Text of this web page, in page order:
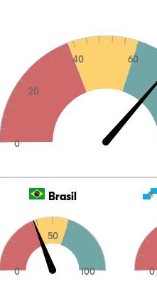
0
20
40 60
Brasil
0
50
100 0